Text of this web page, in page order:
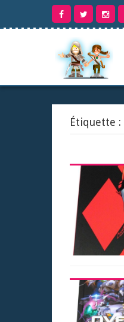
contenu
Étiquette :